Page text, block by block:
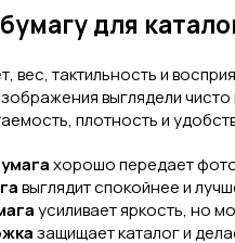
для
вес, тактильность и
выглядели
плотность и
хорошо передает
выглядит спокойнее и
усиливает яркость, но
защищает каталог и